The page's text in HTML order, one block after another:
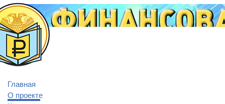
Главная
О проекте